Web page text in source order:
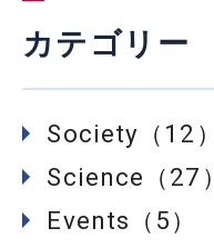
カテゴリー
Society（12）
Science（27）
Events（5）